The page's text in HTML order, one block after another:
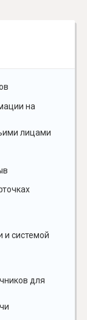
на
лицами
и системой
для